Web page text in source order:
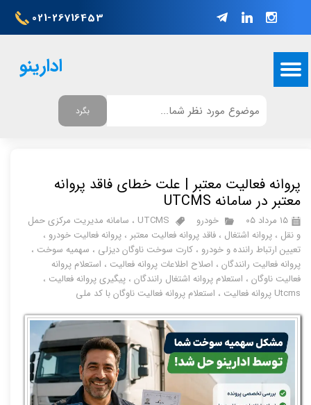
021-26716453
ادارینو
بگرد
پروانه فعالیت معتبر | علت خطای فاقد پروانه
معتبر در سامانه UTCMS
۱۵ مرداد ۰۵ خودرو UTCMS ، سامانه مدیریت مرکزی حمل
و نقل ،پروانه اشتغال ،فاقد پروانه فعالیت معتبر ،پروانه فعالیت خودرو ،
تعیین ارتباط راننده و خودرو ،کارت سوخت ناوگان دیزلی ، سهمیه سوخت ،
پروانه فعالیت رانندگان ، اصلاح اطلاعات پروانه فعالیت ، استعلام پروانه
فعالیت ناوگان ، استعلام پروانه اشتغال رانندگان ،پیگیری پروانه فعالیت ،
Utcms پروانه فعالیت
، استعلام پروانه فعالیت ناوگان با کد ملی